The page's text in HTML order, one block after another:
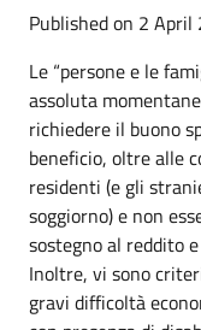
Published on 2 April
Le “persone e le
assoluta
richiedere il buono
beneficio, oltre alle
residenti (e gli
soggiorno) e non
sostegno al reddito
Inoltre, vi sono
gravi difficoltà